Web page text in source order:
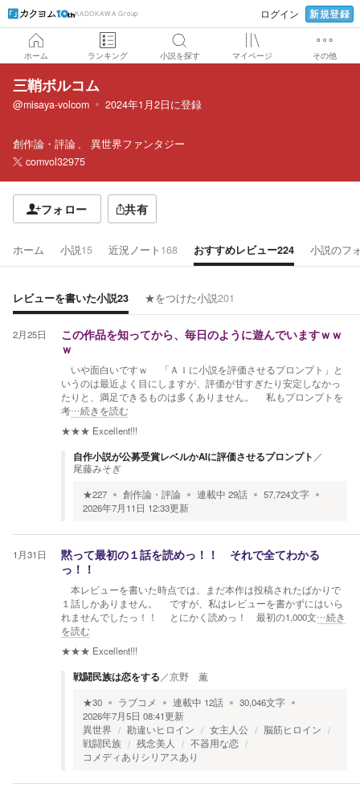
KADOKAWA Group ログイン 新規登録
ホーム ランキング 小説を探す マイページ その他
三鞘ボルコム
@misaya-volcom 2024年1月2日に登録
創作論・評論
異世界ファンタジー
comvol32975
フォロー 共有
ホーム 小説15 近況ノート 168 おすすめレビュー224 小説のフ
レビューを書いた小説23 ★をつけた小説201
2月25日
この作品を知ってから、毎日のように遊んでいますｗｗ
ｗ
いや面白いですｗ 「ＡＩに小説を評価させるプロンプト」と
いうのは最近よく目にしますが、評価が甘すぎたり安定しなかっ
たりと、満足できるものは多くありません。 私もプロンプトを
考…続きを読む
★★★ Excellent!!!
自作小説が公募受賞レベルかAIに評価させるプロンプト ／
尾藤みそぎ
★227 創作論・評論 連載中 29話 57,724文字
2026年7月11日 12:33更新
1月31日
黙って最初の１話を読めっ！！ それで全てわかる
っ！！
本レビューを書いた時点では、まだ本作は投稿されたばかりで
１話しかありません。 ですが、私はレビューを書かずにはいら
れませんでしたっ！！ とにかく読めっ！ 最初の1,000文…続き
を読む
★★★ Excellent!!!
戦闘民族は恋をする ／京野 薫
★30 ラブコメ 連載中 12話 30,046文字
2026年7月5日 08:41更新
異世界
勘違いヒロイン 女主人公
脳筋ヒロイン
戦闘民族
残念美人
不器用な恋
コメディありシリアスあり